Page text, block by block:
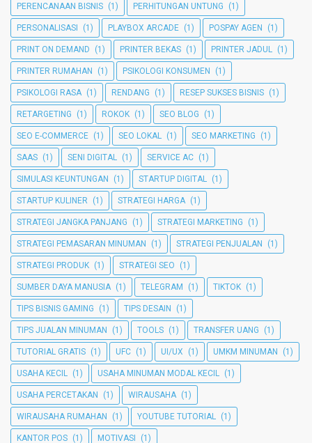
PERENCANAAN BISNIS (1) PERHITUNGAN UNTUNG (1)
PERSONALISASI (1) PLAYBOX ARCADE (1) POSPAY AGEN (1)
PRINT ON DEMAND (1) PRINTER BEKAS (1) PRINTER JADUL (1)
PRINTER RUMAHAN (1) PSIKOLOGI KONSUMEN (1)
PSIKOLOGI RASA (1) RENDANG (1) RESEP SUKSES BISNIS (1)
RETARGETING (1) ROKOK (1) SEO BLOG (1)
SEO E-COMMERCE (1) SEO LOKAL (1) SEO MARKETING (1)
SAAS (1) SENI DIGITAL (1) SERVICE AC (1)
SIMULASI KEUNTUNGAN (1) STARTUP DIGITAL (1)
STARTUP KULINER (1) STRATEGI HARGA (1)
STRATEGI JANGKA PANJANG (1) STRATEGI MARKETING (1)
STRATEGI PEMASARAN MINUMAN (1) STRATEGI PENJUALAN (1)
STRATEGI PRODUK (1) STRATEGI SEO (1)
SUMBER DAYA MANUSIA (1) TELEGRAM (1) TIKTOK (1)
TIPS BISNIS GAMING (1) TIPS DESAIN (1)
TIPS JUALAN MINUMAN (1) TOOLS (1) TRANSFER UANG (1)
TUTORIAL GRATIS (1) UFC (1) UI/UX (1) UMKM MINUMAN (1)
USAHA KECIL (1) USAHA MINUMAN MODAL KECIL (1)
USAHA PERCETAKAN (1) WIRAUSAHA (1)
WIRAUSAHA RUMAHAN (1) YOUTUBE TUTORIAL (1)
KANTOR POS (1) MOTIVASI (1)